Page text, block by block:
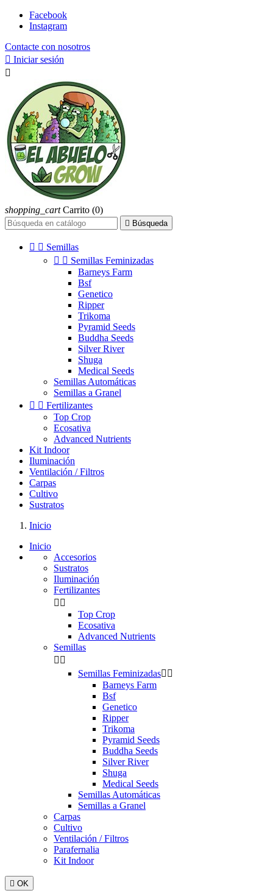
Facebook
Instagram
Contacte con nosotros
 Iniciar sesión

shopping_cart Carrito (0)
 Búsqueda
  Semillas
  Semillas Feminizadas
Barneys Farm
Bsf
Genetico
Ripper
Trikoma
Pyramid Seeds
Buddha Seeds
Silver River
Shuga
Medical Seeds
Semillas Automáticas
Semillas a Granel
  Fertilizantes
Top Crop
Ecosativa
Advanced Nutrients
Kit Indoor
Iluminación
Ventilación / Filtros
Carpas
Cultivo
Sustratos
Inicio
Inicio
Accesorios
Sustratos
Iluminación
Fertilizantes
 
Top Crop
Ecosativa
Advanced Nutrients
Semillas
 
Semillas Feminizadas 
Barneys Farm
Bsf
Genetico
Ripper
Trikoma
Pyramid Seeds
Buddha Seeds
Silver River
Shuga
Medical Seeds
Semillas Automáticas
Semillas a Granel
Carpas
Cultivo
Ventilación / Filtros
Parafernalia
Kit Indoor
 OK